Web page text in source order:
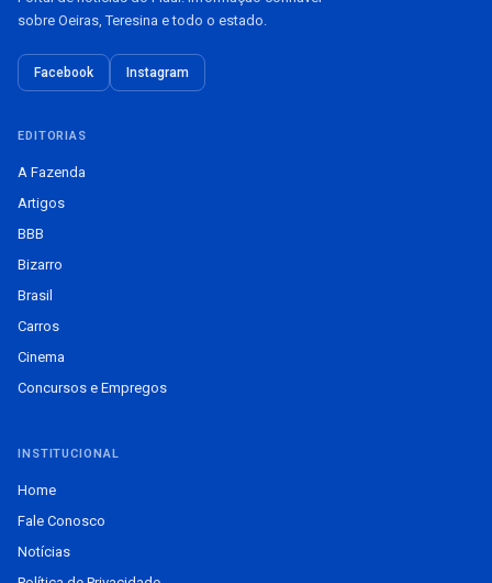
sobre Oeiras, Teresina e todo o estado.
Facebook Instagram
EDITORIAS
A Fazenda
Artigos
BBB
Bizarro
Brasil
Carros
Cinema
Concursos e Empregos
INSTITUCIONAL
Home
Fale Conosco
Notícias